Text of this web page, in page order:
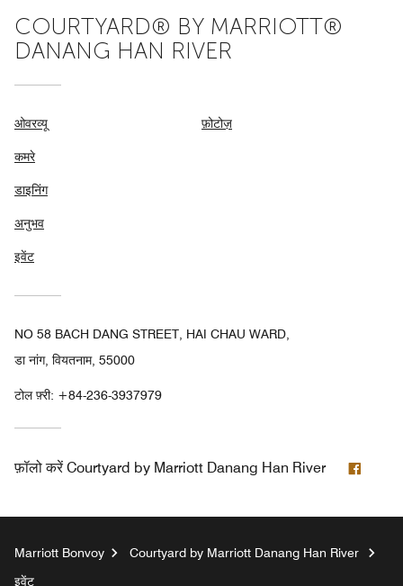
COURTYARD® BY MARRIOTT®
DANANG HAN RIVER
ओवरव्यू
कमरे
डाइनिंग
अनुभव
इवेंट
फ़ोटोज़
NO 58 BACH DANG STREET, HAI CHAU WARD,
डा नांग, वियतनाम, 55000
टोल फ़्री: +84-236-3937979
फ़ॉलो करें Courtyard by Marriott Danang Han River
Marriott Bonvoy
Courtyard by Marriott Danang Han River
इवेंट